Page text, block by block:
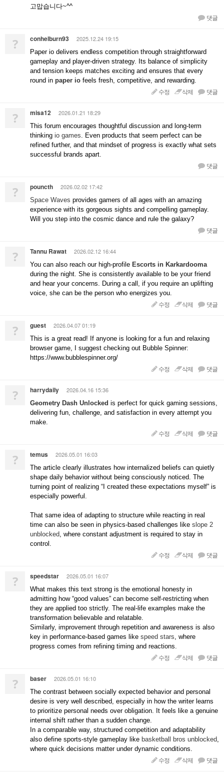
고맙습니다~^^
댓글
? conhelburn93 2025.12.24 19:15
Paper io delivers endless competition through straightforward
gameplay and player-driven strategy. Its balance of simplicity
and tension keeps matches exciting and ensures that every
round in paper io feels fresh, competitive, and rewarding.
수정 삭제 댓글
? misa12 2026.01.21 18:29
This forum encourages thoughtful discussion and long-term
thinking io games. Even products that seem perfect can be
refined further, and that mindset of progress is exactly what sets
successful brands apart.
댓글
? pouncth 2026.02.02 17:42
Space Waves provides gamers of all ages with an amazing
experience with its gorgeous sights and compelling gameplay.
Will you step into the cosmic dance and rule the galaxy?
댓글
? Tannu Rawat 2026.02.12 16:44
You can also reach our high-profile Escorts in Karkardooma
during the night. She is consistently available to be your friend
and hear your concerns. During a call, if you require an uplifting
voice, she can be the person who energizes you.
수정 삭제 댓글
? guest 2026.04.07 01:19
This is a great read! If anyone is looking for a fun and relaxing
browser game, I suggest checking out Bubble Spinner:
https://www.bubblespinner.org/
수정 삭제 댓글
? harrydaily 2026.04.16 15:36
Geometry Dash Unlocked is perfect for quick gaming sessions,
delivering fun, challenge, and satisfaction in every attempt you
make.
수정 삭제 댓글
? temus 2026.05.01 16:03
The article clearly illustrates how internalized beliefs can quietly
shape daily behavior without being consciously noticed. The
turning point of realizing “I created these expectations myself” is
especially powerful.
That same idea of adapting to structure while reacting in real
time can also be seen in physics-based challenges like slope 2
unblocked, where constant adjustment is required to stay in
control.
수정 삭제 댓글
? speedstar 2026.05.01 16:07
What makes this text strong is the emotional honesty in
admitting how “good values” can become self-restricting when
they are applied too strictly. The real-life examples make the
transformation believable and relatable.
Similarly, improvement through repetition and awareness is also
key in performance-based games like speed stars, where
progress comes from refining timing and reactions.
수정 삭제 댓글
? baser 2026.05.01 16:10
The contrast between socially expected behavior and personal
desire is very well described, especially in how the writer learns
to prioritize personal needs over obligation. It feels like a genuine
internal shift rather than a sudden change.
In a comparable way, structured competition and adaptability
also define sports-style gameplay like basketball bros unblocked,
where quick decisions matter under dynamic conditions.
수정 삭제 댓글